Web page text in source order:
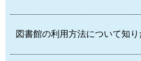
図書館の利用方法について知り